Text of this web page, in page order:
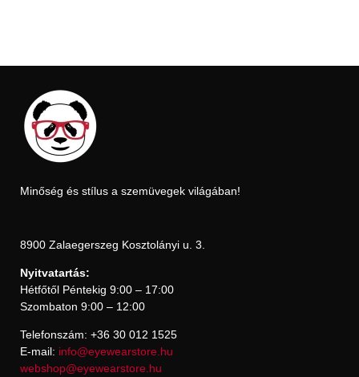
Minőség és stílus a szemüvegek világában!
8900 Zalaegerszeg Kosztolányi u. 3.
Nyitvatartás:
Hétfőtől Péntekig 9:00 – 17:00
Szombaton 9:00 – 12:00
Telefonszám: +36 30 012 1525
E-mail: info@eyewearstore.hu
webshop@eyewearstore.hu